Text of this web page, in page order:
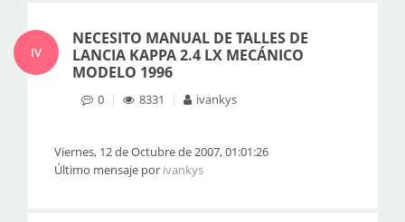
IV
NECESITO MANUAL DE TALLES DE
LANCIA KAPPA 2.4 LX MECÁNICO
MODELO 1996
0 8331 ivankys
Viernes, 12 de Octubre de 2007, 01:01:26
Último mensaje por ivankys